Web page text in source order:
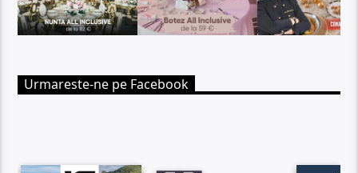
Urmareste-ne pe Facebook